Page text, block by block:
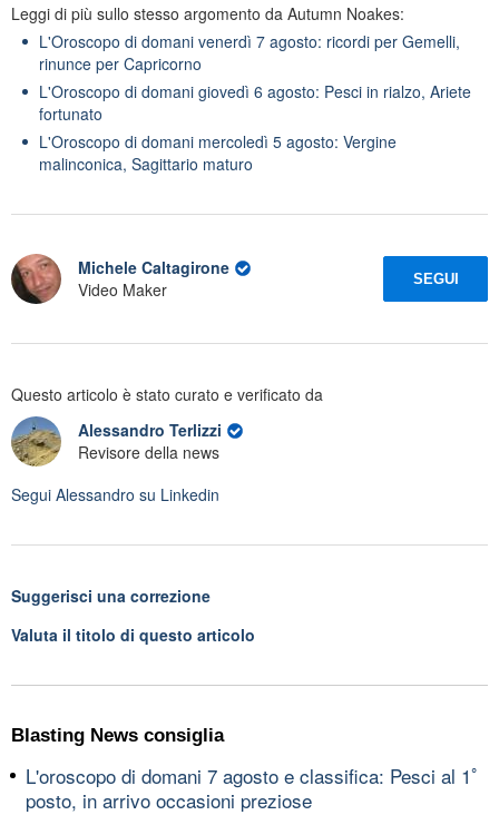
Leggi di più sullo stesso argomento da Autumn Noakes:
L'Oroscopo di domani venerdì 7 agosto: ricordi per Gemelli,
rinunce per Capricorno
L'Oroscopo di domani giovedì 6 agosto: Pesci in rialzo, Ariete
fortunato
L'Oroscopo di domani mercoledì 5 agosto: Vergine
malinconica, Sagittario maturo
Michele Caltagirone
Video Maker
SEGUI
Questo articolo è stato curato e verificato da
Alessandro Terlizzi
Revisore della news
Segui Alessandro su Linkedin
Suggerisci una correzione
Valuta il titolo di questo articolo
Blasting News consiglia
L'oroscopo di domani 7 agosto e classifica: Pesci al 1ﾟ
posto, in arrivo occasioni preziose